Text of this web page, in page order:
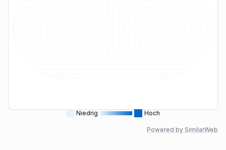
Niedrig Hoch
Powered by SimilarWeb